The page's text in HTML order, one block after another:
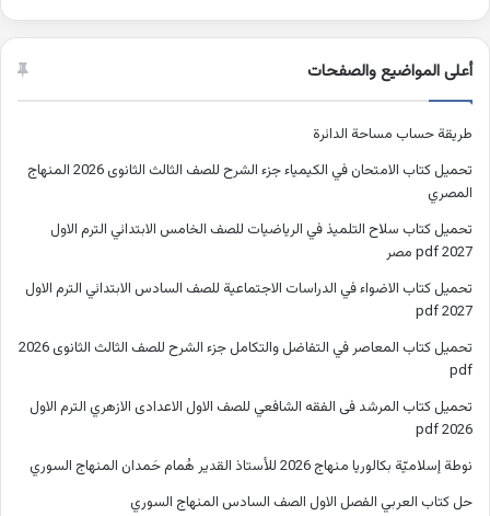
أعلى المواضيع والصفحات
طريقة حساب مساحة الدائرة
تحميل كتاب الامتحان في الكيمياء جزء الشرح للصف الثالث الثانوى 2026 المنهاج
المصري
تحميل كتاب سلاح التلميذ في الرياضيات للصف الخامس الابتدائي الترم الاول
2027 pdf مصر
تحميل كتاب الاضواء في الدراسات الاجتماعية للصف السادس الابتدائي الترم الاول
2027 pdf
تحميل كتاب المعاصر في التفاضل والتكامل جزء الشرح للصف الثالث الثانوى 2026
pdf
تحميل كتاب المرشد فى الفقه الشافعي للصف الاول الاعدادى الازهري الترم الاول
2026 pdf
نوطة إسلاميّة بكالوريا منهاج 2026 للأستاذ القدير هُمام حَمدان المنهاج السوري
حل كتاب العربي الفصل الاول الصف السادس المنهاج السوري